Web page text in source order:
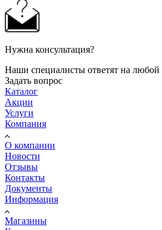
Нужна консультация?
Наши специалисты ответят на
Задать вопрос
Каталог
Акции
Услуги
Компания
О компании
Новости
Отзывы
Контакты
Документы
Информация
Магазины